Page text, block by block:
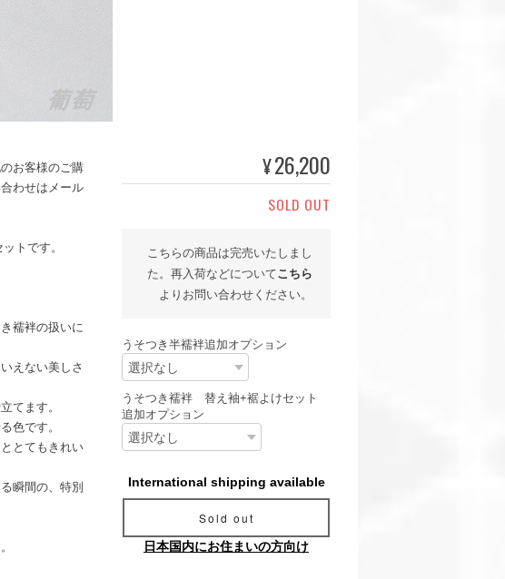
お客様のご購
わせはメール
トです。
襦袢の扱いに
えない美しさ
てます。
色です。
とてもきれい
瞬間の、特別
¥26,200
SOLD OUT
こちらの商品は完売いたしまし
た。再入荷などについてこちら
よりお問い合わせください。
うそつき半襦袢追加オプション
うそつき襦袢 替え袖+裾よけセット
追加オプション
International shipping available
Sold out
日本国内にお住まいの方向け